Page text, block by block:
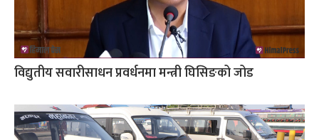
विद्युतीय सवारीसाधन प्रवर्धनमा मन्त्री घिसिङको जोड